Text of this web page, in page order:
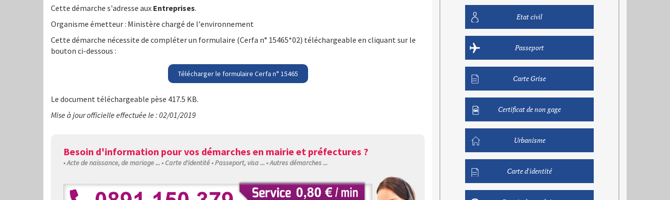
Cette démarche s'adresse aux Entreprises.
Organisme émetteur : Ministère chargé de l'environnement
Cette démarche nécessite de compléter un formulaire (Cerfa n° 15465*02) téléchargeable en cliquant sur le
bouton ci-dessous :
Télécharger le formulaire Cerfa n° 15465
Le document téléchargeable pèse 417.5 KB.
Mise à jour officielle effectuée le : 02/01/2019
Besoin d'information pour vos démarches en mairie et préfectures ?
• Acte de naissance, de mariage ... • Carte d'identité • Passeport, visa ... • Autres démarches ...
Etat civil
Passeport
Carte Grise
Certificat de non gage
Urbanisme
Carte d'identité